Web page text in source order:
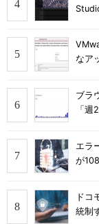
なア
ブラ
「
エラ
が
ドコ
統制